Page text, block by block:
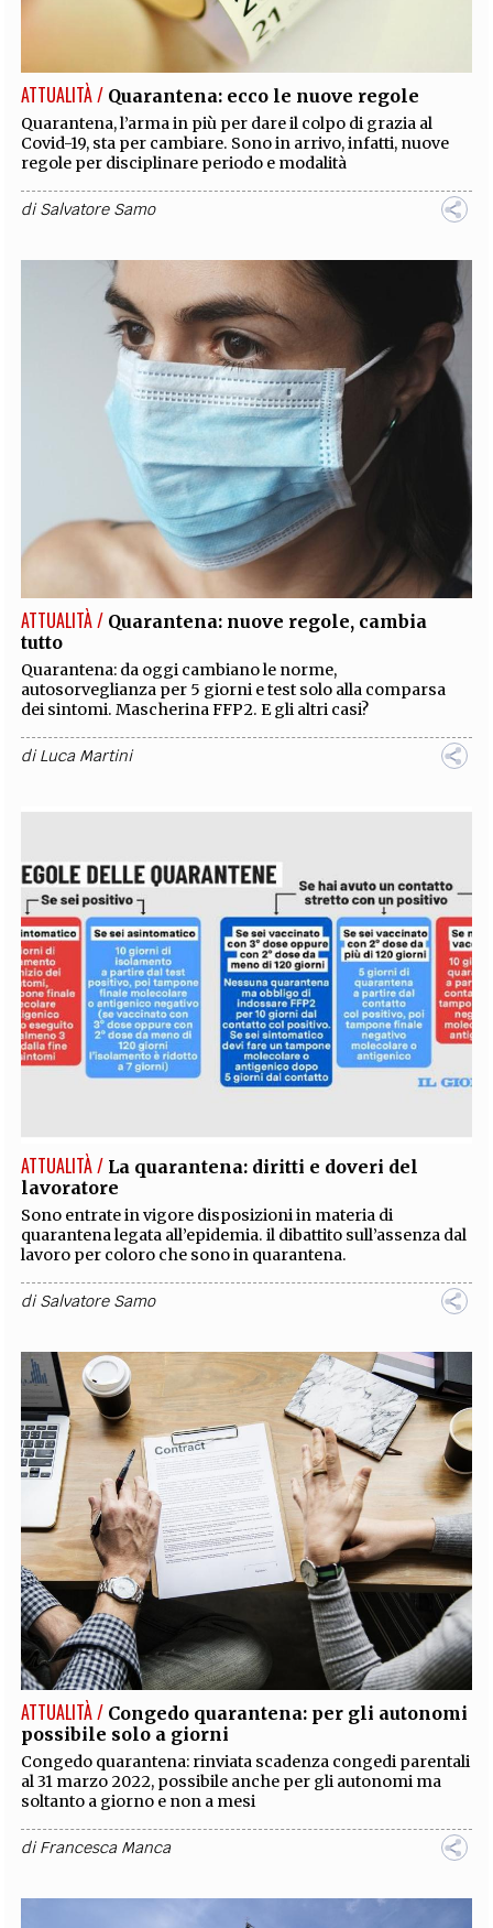
EXTRA
PROCEEDINGS
SOCIAL MEDIA
ATTUALITÀ / Quarantena: ecco le nuove regole
Quarantena, l’arma in più per dare il colpo di grazia al
Covid-19, sta per cambiare. Sono in arrivo, infatti, nuove
regole per disciplinare periodo e modalità
diSalvatore Samo
ATTUALITÀ / Quarantena: nuove regole, cambia
tutto
Quarantena: da oggi cambiano le norme,
autosorveglianza per 5 giorni e test solo alla comparsa
dei sintomi. Mascherina FFP2. E gli altri casi?
diLuca Martini
ATTUALITÀ / La quarantena: diritti e doveri del
lavoratore
Sono entrate in vigore disposizioni in materia di
quarantena legata all’epidemia. il dibattito sull’assenza dal
lavoro per coloro che sono in quarantena.
diSalvatore Samo
ATTUALITÀ / Congedo quarantena: per gli autonomi
possibile solo a giorni
Congedo quarantena: rinviata scadenza congedi parentali
al 31 marzo 2022, possibile anche per gli autonomi ma
soltanto a giorno e non a mesi
diFrancesca Manca